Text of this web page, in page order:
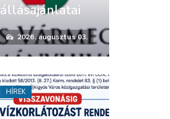
állásajánlatai
2026. augusztus 03.
HÍREK